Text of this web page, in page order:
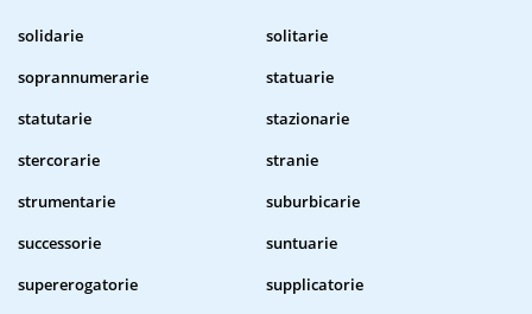
solidarie
solitarie
soprannumerarie
statuarie
statutarie
stazionarie
stercorarie
stranie
strumentarie
suburbicarie
successorie
suntuarie
supererogatorie
supplicatorie